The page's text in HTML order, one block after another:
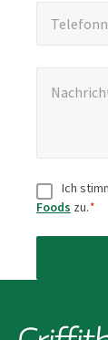
Ich
Foods zu.*